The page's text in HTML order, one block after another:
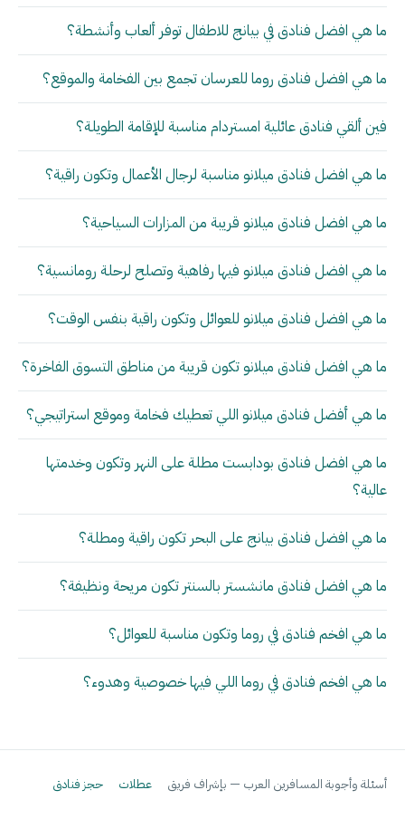
ما هي افضل فنادق في بيانج للاطفال توفر ألعاب وأنشطة؟
ما هي افضل فنادق روما للعرسان تجمع بين الفخامة والموقع؟
فين ألقي فنادق عائلية امستردام مناسبة للإقامة الطويلة؟
ما هي افضل فنادق ميلانو مناسبة لرجال الأعمال وتكون راقية؟
ما هي افضل فنادق ميلانو قريبة من المزارات السياحية؟
ما هي افضل فنادق ميلانو فيها رفاهية وتصلح لرحلة رومانسية؟
ما هي افضل فنادق ميلانو للعوائل وتكون راقية بنفس الوقت؟
ما هي افضل فنادق ميلانو تكون قريبة من مناطق التسوق الفاخرة؟
ما هي أفضل فنادق ميلانو اللي تعطيك فخامة وموقع استراتيجي؟
ما هي افضل فنادق بودابست مطلة على النهر وتكون وخدمتها
عالية؟
ما هي افضل فنادق بيانج على البحر تكون راقية ومطلة؟
ما هي افضل فنادق مانشستر بالسنتر تكون مريحة ونظيفة؟
ما هي افخم فنادق في روما وتكون مناسبة للعوائل؟
ما هي افخم فنادق في روما اللي فيها خصوصية وهدوء؟
أسئلة وأجوبة المسافرين العرب — بإشراف فريق عطلات حجز فنادق